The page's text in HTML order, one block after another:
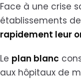
Face à une crise
établissements
rapidement leur
Le plan blanc
aux hôpitaux de